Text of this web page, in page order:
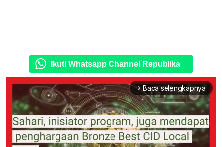
Ikuti Whatsapp Channel Republika
arrow_forward_ios Baca selengkapnya